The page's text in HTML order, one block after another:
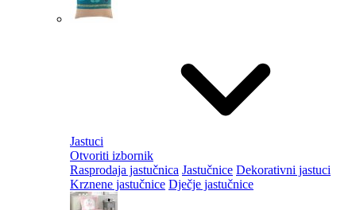
Jastuci
Otvoriti izbornik
Rasprodaja jastučnica Jastučnice Dekorativni jastuci
Krznene jastučnice Dječje jastučnice